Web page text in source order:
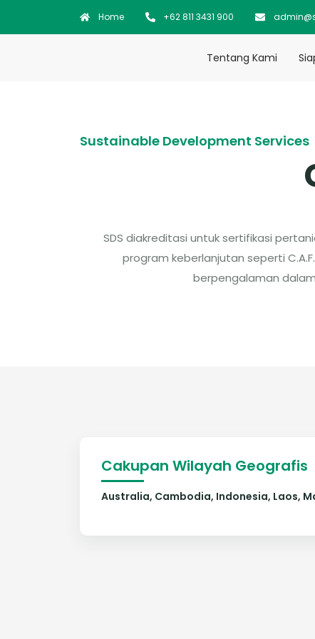
Home +62 811 3431 900
Tentang Kami
Sustainable Development Services
SDS diakreditasi untuk sertifikasi
program keberlanjutan seperti
berpengalaman
Cakupan Wilayah Geografis
Australia, Cambodia, Indonesia, Laos,